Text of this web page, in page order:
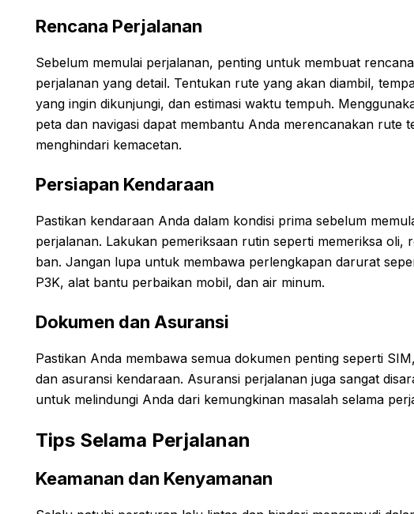
Rencana Perjalanan
Sebelum memulai perjalanan, penting untuk membuat rencana
perjalanan yang detail. Tentukan rute yang akan diambil,
yang ingin dikunjungi, dan estimasi waktu tempuh.
peta dan navigasi dapat membantu Anda merencanakan rute
menghindari kemacetan.
Persiapan Kendaraan
Pastikan kendaraan Anda dalam kondisi prima sebelum
perjalanan. Lakukan pemeriksaan rutin seperti memeriksa oli,
ban. Jangan lupa untuk membawa perlengkapan darurat
P3K, alat bantu perbaikan mobil, dan air minum.
Dokumen dan Asuransi
Pastikan Anda membawa semua dokumen penting seperti
dan asuransi kendaraan. Asuransi perjalanan juga sangat
untuk melindungi Anda dari kemungkinan masalah selama
Tips Selama Perjalanan
Keamanan dan Kenyamanan